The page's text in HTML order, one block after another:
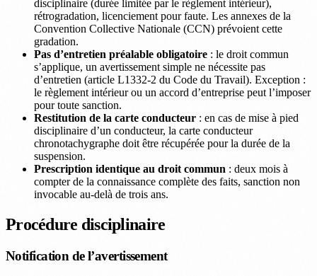
disciplinaire (durée limitée par le règlement intérieur),
rétrogradation, licenciement pour faute. Les annexes de la
Convention Collective Nationale (CCN) prévoient cette
gradation.
Pas d’entretien préalable obligatoire : le droit commun
s’applique, un avertissement simple ne nécessite pas
d’entretien (article L1332-2 du Code du Travail). Exception :
le règlement intérieur ou un accord d’entreprise peut l’imposer
pour toute sanction.
Restitution de la carte conducteur : en cas de mise à pied
disciplinaire d’un conducteur, la carte conducteur
chronotachygraphe doit être récupérée pour la durée de la
suspension.
Prescription identique au droit commun : deux mois à
compter de la connaissance complète des faits, sanction non
invocable au-delà de trois ans.
Procédure disciplinaire
Notification de l’avertissement